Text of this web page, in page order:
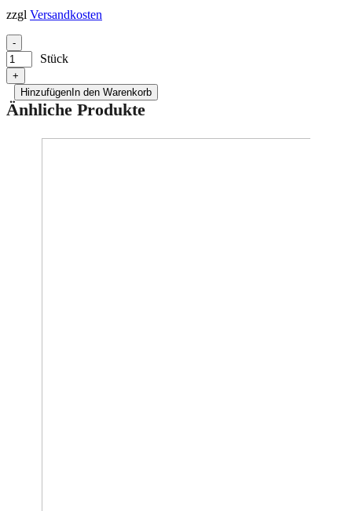
zzgl Versandkosten
-
Stück
+
HinzufügenIn den Warenkorb
Änhliche Produkte